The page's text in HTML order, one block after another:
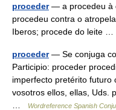
proceder— a procedeu à
procedeu contra o
Iberos; procede do leite …
proceder— Se conjuga
Participio: proceder
imperfecto pretérito futuro
vosotros ellos, ellas, Uds.
Wordreference Spanish